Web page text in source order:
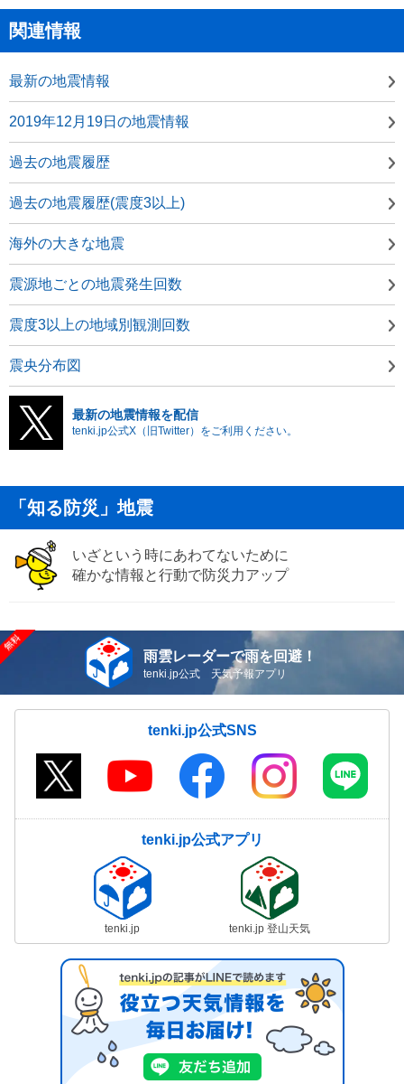
関連情報
最新の地震情報
2019年12月19日の地震情報
過去の地震履歴
過去の地震履歴(震度3以上)
海外の大きな地震
震源地ごとの地震発生回数
震度3以上の地域別観測回数
震央分布図
最新の地震情報を配信
tenki.jp公式X（旧Twitter）をご利用ください。
「知る防災」地震
いざという時にあわてないために
確かな情報と行動で防災力アップ
雨雲レーダーで雨を回避！
tenki.jp公式 天気予報アプリ
tenki.jp公式SNS
tenki.jp公式アプリ
tenki.jp tenki.jp 登山天気